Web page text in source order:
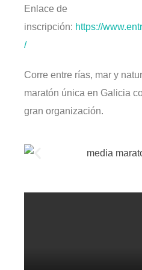
Enlace de
inscripción: https://
/
Corre entre rías, mar y
maratón única en Galicia
gran organización.